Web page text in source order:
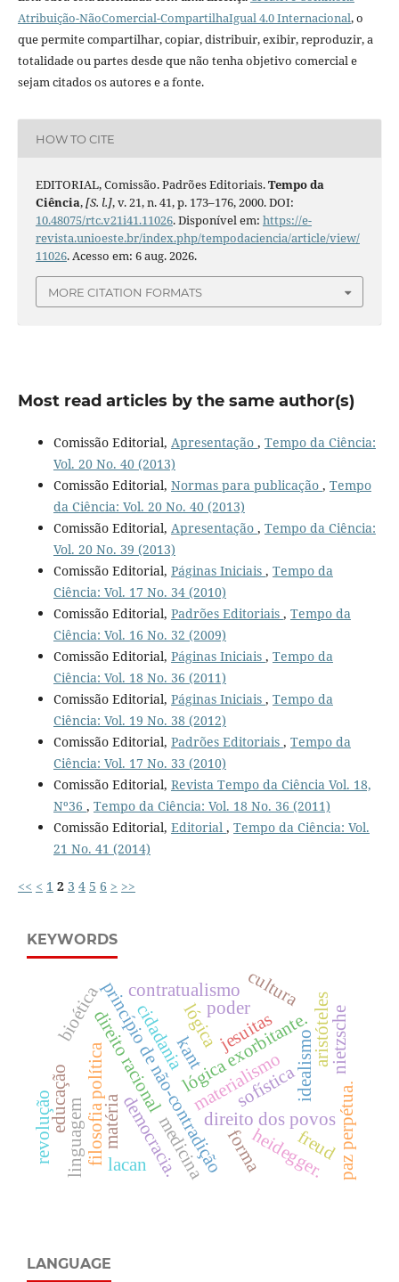
Atribuição-NãoComercial-CompartilhaIgual 4.0 Internacional, o
que permite compartilhar, copiar, distribuir, exibir, reproduzir, a
totalidade ou partes desde que não tenha objetivo comercial e
sejam citados os autores e a fonte.
HOW TO CITE
EDITORIAL, Comissão. Padrões Editoriais.Tempo da
Ciência,[S. l.], v. 21, n. 41, p. 173–176, 2000. DOI:
10.48075/rtc.v21i41.11026. Disponível em: https://e-
revista.unioeste.br/index.php/tempodaciencia/article/view/
11026. Acesso em: 6 aug. 2026.
MORE CITATION FORMATS
Most read articles by the same author(s)
Comissão Editorial, Apresentação , Tempo da Ciência:
Vol. 20 No. 40 (2013)
Comissão Editorial, Normas para publicação , Tempo
da Ciência: Vol. 20 No. 40 (2013)
Comissão Editorial, Apresentação , Tempo da Ciência:
Vol. 20 No. 39 (2013)
Comissão Editorial, Páginas Iniciais , Tempo da
Ciência: Vol. 17 No. 34 (2010)
Comissão Editorial, Padrões Editoriais , Tempo da
Ciência: Vol. 16 No. 32 (2009)
Comissão Editorial, Páginas Iniciais , Tempo da
Ciência: Vol. 18 No. 36 (2011)
Comissão Editorial, Páginas Iniciais , Tempo da
Ciência: Vol. 19 No. 38 (2012)
Comissão Editorial, Padrões Editoriais , Tempo da
Ciência: Vol. 17 No. 33 (2010)
Comissão Editorial, Revista Tempo da Ciência Vol. 18,
Nº36 , Tempo da Ciência: Vol. 18 No. 36 (2011)
Comissão Editorial, Editorial , Tempo da Ciência: Vol.
21 No. 41 (2014)
<< < 1 2 3 4 5 6 > >>
KEYWORDS
lógica
princípio de não-contradiçãológica exorbitante.
kant
direito racional
filosofia política direito dos povos
contratualismo
paz perpétua.
idealismo
materialismo
forma
matériademocracia.
linguagem
aristóteles
sofística
heidegger.
cultura
nietzsche
jesuitas
educação
bioética cidadania
medicina
revolução
poder
freud
lacan
LANGUAGE